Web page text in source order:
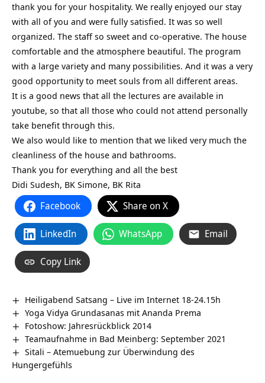
thank you for your hospitality. We really enjoyed our stay
with all of you and were fully satisfied. It was so well
organized. The staff so sweet and co-operative. The house
comfortable and the atmosphere beautiful. The program
with a large variety and many possibilities. And it was a very
good opportunity to meet souls from all different areas.
It is a good news that all the lectures are available in
youtube, so that all those who could not attend personally
take benefit through this.
We also would like to mention that we liked very much the
cleanliness of the house and bathrooms.
Thank you for everything and all the best
Didi Sudesh, BK Simone, BK Rita
Facebook Share on X
LinkedIn WhatsApp Email
Copy Link
Heiligabend Satsang – Live im Internet 18-24.15h
Yoga Vidya Grundasanas mit Ananda Prema
Fotoshow: Jahresrückblick 2014
Teamaufnahme in Bad Meinberg: September 2021
Sitali – Atemuebung zur Überwindung des
Hungergefühls